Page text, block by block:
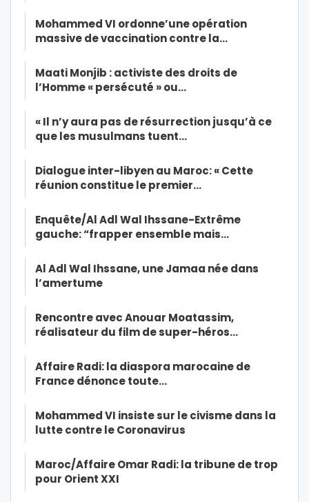
Mohammed VI ordonne’une opération
massive de vaccination contre la…
Maati Monjib : activiste des droits de
l’Homme « persécuté » ou…
« Il n’y aura pas de résurrection jusqu’à ce
que les musulmans tuent…
Dialogue inter-libyen au Maroc: « Cette
réunion constitue le premier…
Enquête/Al Adl Wal Ihssane-Extrême
gauche: “frapper ensemble mais…
Al Adl Wal Ihssane, une Jamaa née dans
l’amertume
Rencontre avec Anouar Moatassim,
réalisateur du film de super-héros…
Affaire Radi: la diaspora marocaine de
France dénonce toute…
Mohammed VI insiste sur le civisme dans la
lutte contre le Coronavirus
Maroc/Affaire Omar Radi: la tribune de trop
pour Orient XXI